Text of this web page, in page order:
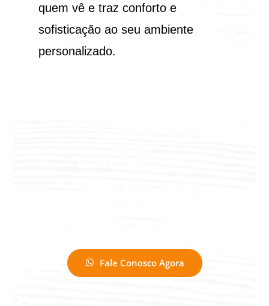
quem vê e traz conforto e
sofisticação ao seu ambiente
personalizado.
Fale Conosco Agora